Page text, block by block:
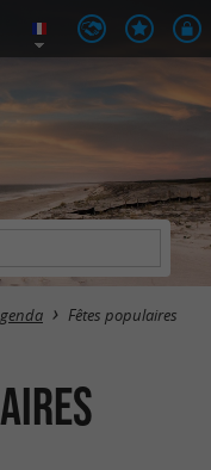
Fêtes populaires